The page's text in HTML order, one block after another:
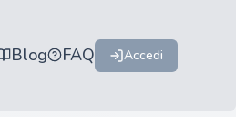
Blog FAQ Accedi